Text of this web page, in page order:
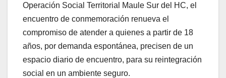
Operación Social Territorial Maule Sur del HC, el
encuentro de conmemoración renueva el
compromiso de atender a quienes a partir de 18
años, por demanda espontánea, precisen de un
espacio diario de encuentro, para su reintegración
social en un ambiente seguro.